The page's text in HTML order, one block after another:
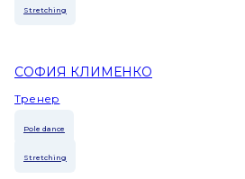
Stretching
СОФИЯ КЛИМЕНКО
Тренер
Pole dance
Stretching